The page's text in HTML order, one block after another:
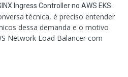
Ingress Controller no AWS EKS.
técnica, é preciso entender
dessa demanda e o motivo
Network Load Balancer com